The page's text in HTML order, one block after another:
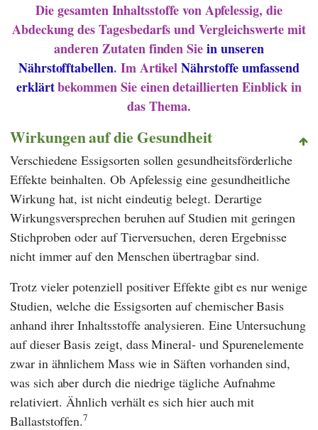
Die gesamten Inhaltsstoffe von Apfelessig, die
Abdeckung des Tagesbedarfs und Vergleichswerte mit
anderen Zutaten finden Siein unseren
Nährstofftabellen. Im ArtikelNährstoffe umfassend
erklärtbekommen Sie einen detaillierten Einblick in
das Thema.
Wirkungen auf die Gesundheit
Verschiedene Essigsorten sollen gesundheitsförderliche
Effekte beinhalten. Ob Apfelessig eine gesundheitliche
Wirkung hat, ist nicht eindeutig belegt. Derartige
Wirkungsversprechen beruhen auf Studien mit geringen
Stichproben oder auf Tierversuchen, deren Ergebnisse
nicht immer auf den Menschen übertragbar sind.
Trotz vieler potenziell positiver Effekte gibt es nur wenige
Studien, welche die Essigsorten auf chemischer Basis
anhand ihrer Inhaltsstoffe analysieren. Eine Untersuchung
auf dieser Basis zeigt, dass Mineral- und Spurenelemente
zwar in ähnlichem Mass wie in Säften vorhanden sind,
was sich aber durch die niedrige tägliche Aufnahme
relativiert. Ähnlich verhält es sich hier auch mit
Ballaststoffen.7